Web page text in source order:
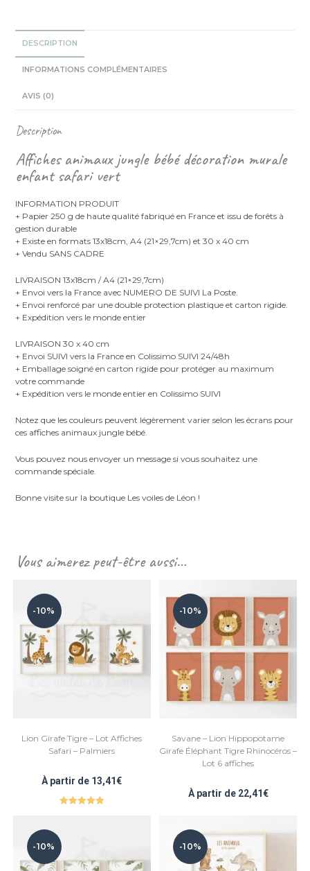
DESCRIPTION
INFORMATIONS COMPLÉMENTAIRES
AVIS (0)
Description
Affiches animaux jungle bébé décoration murale
enfant safari vert
INFORMATION PRODUIT
+ Papier 250 g de haute qualité fabriqué en France et issu de forêts à
gestion durable
+ Existe en formats 13x18cm, A4 (21×29,7cm) et 30 x 40 cm
+ Vendu SANS CADRE
LIVRAISON 13x18cm / A4 (21×29,7cm)
+ Envoi vers la France avec NUMERO DE SUIVI La Poste.
+ Envoi renforcé par une double protection plastique et carton rigide.
+ Expédition vers le monde entier
LIVRAISON 30 x 40 cm
+ Envoi SUIVI vers la France en Colissimo SUIVI 24/48h
+ Emballage soigné en carton rigide pour protéger au maximum
votre commande
+ Expédition vers le monde entier en Colissimo SUIVI
Notez que les couleurs peuvent légèrement varier selon les écrans pour
ces affiches animaux jungle bébé.
Vous pouvez nous envoyer un message si vous souhaitez une
commande spéciale.
Bonne visite sur la boutique Les voiles de Léon !
Vous aimerez peut-être aussi…
-10%
Lion Girafe Tigre – Lot Affiches
Safari – Palmiers
À partir de 13,41€
-10%
Savane – Lion Hippopotame
Girafe Éléphant Tigre Rhinocéros –
Lot 6 affiches
À partir de 22,41€
-10% -10%